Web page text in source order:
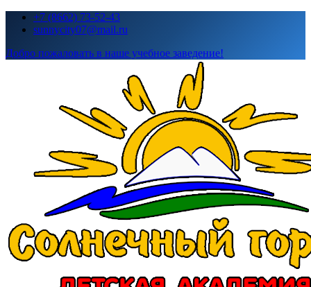
Перейти+7 (8662) 73-52-43
sunnycity07@mail.ru
Добро пожаловать в наше учебное заведение!